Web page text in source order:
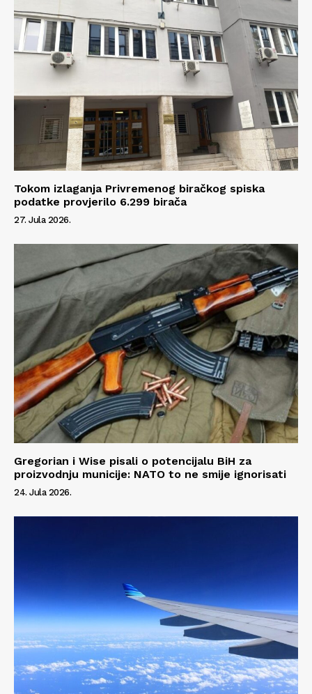
Info
O nama
Impressum
Tokom izlaganja Privremenog biračkog spiska
podatke provjerilo 6.299 birača
27. Jula 2026.
Gregorian i Wise pisali o potencijalu BiH za
proizvodnju municije: NATO to ne smije ignorisati
24. Jula 2026.